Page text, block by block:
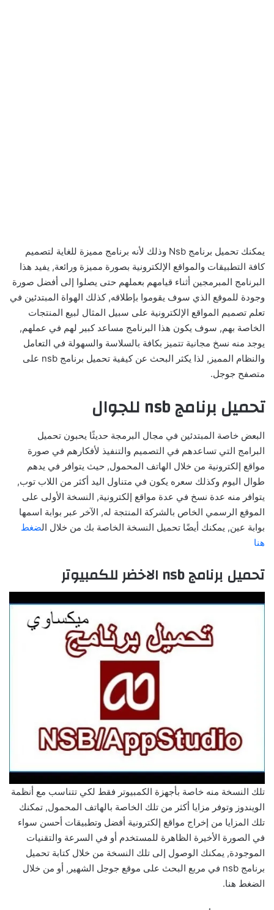
يمكنك تحميل برنامج Nsb وذلك لأنه برنامج مميزة للغاية لتصميم
كافة التطبيقات والمواقع الإلكترونية بصورة مميزة ورائعة, يفيد هذا
البرنامج المبرمجين أثناء قيامهم بعملهم حتى يصلوا إلى أفضل صورة
وجودة للموقع الذي سوف يقوموا بإطلاقه, كذلك الهواة المبتدئين في
تعلم تصميم المواقع الإلكترونية على سبيل المثال لبيع المنتجات
الخاصة بهم, سوف يكون هذا البرنامج مساعد كبير لهم في عملهم,
يوجد منه نسخ مجانية تتميز بكافة بالسلاسة والسهولة في التعامل
والنظام المميز, لذا يكثر البحث عن كيفية تحميل برنامج nsb على
متصفح جوجل.
تحميل برنامج nsb للجوال
البعض خاصة المبتدئين في مجال البرمجة حديثًا يحبون تحميل
البرامج التي تساعدهم في التصميم والتنفيذ لأفكارهم في صورة
مواقع إلكترونية من خلال الهاتف المحمول, حيث يتوافر في يدهم
طوال اليوم وكذلك سعره يكون في متناول اليد أكثر من اللاب توب,
يتوافر منه عدة نسخ في عدة مواقع إلكترونية, النسخة الأولى على
الموقع الرسمي الخاص بالشركة المنتجة له, الآخر عبر بوابة اسمها
بوابة عين, يمكنك أيضًا تحميل النسخة الخاصة بك من خلال الضغط
هنا
تحميل برنامج nsb الاخضر للكمبيوتر
تلك النسخة منه خاصة بأجهزة الكمبيوتر فقط لكي تتناسب مع أنظمة
الويندوز وتوفر مزايا أكثر من تلك الخاصة بالهاتف المحمول, تمكنك
تلك المزايا من إخراج مواقع إلكترونية أفضل وتطبيقات أحسن سواء
في الصورة الأخيرة الظاهرة للمستخدم أو في السرعة والتقنيات
الموجودة, يمكنك الوصول إلى تلك النسخة من خلال كتابة تحميل
برنامج nsb في مربع البحث على موقع جوجل الشهير, أو من خلال
الضغط هنا.